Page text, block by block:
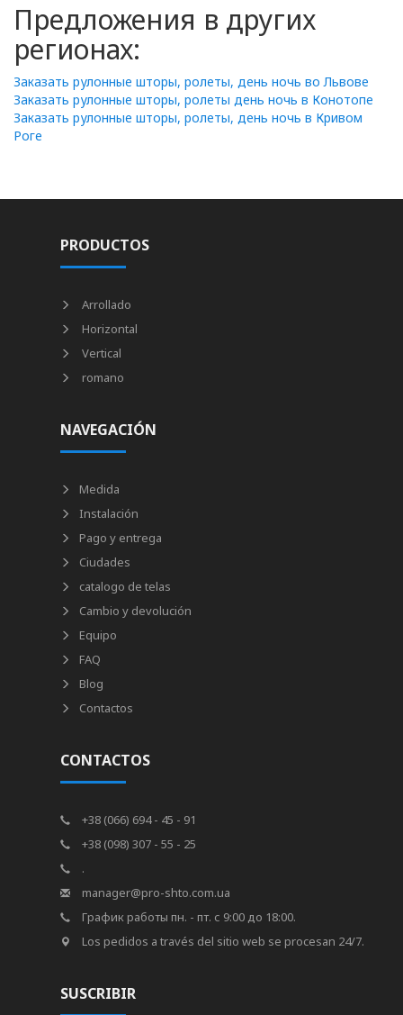
Предложения в других
регионах:
Заказать рулонные шторы, ролеты, день ночь во Львове
Заказать рулонные шторы, ролеты день ночь в Конотопе
Заказать рулонные шторы, ролеты, день ночь в Кривом
Роге
PRODUCTOS
Arrollado
Horizontal
Vertical
romano
NAVEGACIÓN
Medida
Instalación
Pago y entrega
Ciudades
catalogo de telas
Cambio y devolución
Equipo
FAQ
Blog
Contactos
CONTACTOS
+38 (066) 694 - 45 - 91
+38 (098) 307 - 55 - 25
.
manager@pro-shto.com.ua
График работы пн. - пт. с 9:00 до 18:00.
Los pedidos a través del sitio web se procesan 24/7.
SUSCRIBIR